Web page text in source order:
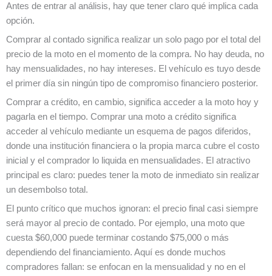
Antes de entrar al análisis, hay que tener claro qué implica cada
opción.
Comprar al contado significa realizar un solo pago por el total del
precio de la moto en el momento de la compra. No hay deuda, no
hay mensualidades, no hay intereses. El vehículo es tuyo desde
el primer día sin ningún tipo de compromiso financiero posterior.
Comprar a crédito, en cambio, significa acceder a la moto hoy y
pagarla en el tiempo. Comprar una moto a crédito significa
acceder al vehículo mediante un esquema de pagos diferidos,
donde una institución financiera o la propia marca cubre el costo
inicial y el comprador lo liquida en mensualidades. El atractivo
principal es claro: puedes tener la moto de inmediato sin realizar
un desembolso total.
El punto crítico que muchos ignoran: el precio final casi siempre
será mayor al precio de contado. Por ejemplo, una moto que
cuesta $60,000 puede terminar costando $75,000 o más
dependiendo del financiamiento. Aquí es donde muchos
compradores fallan: se enfocan en la mensualidad y no en el